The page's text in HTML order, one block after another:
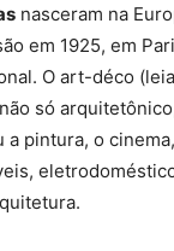
nasceram na
em 1925, em
O art-déco
só
pintura, o